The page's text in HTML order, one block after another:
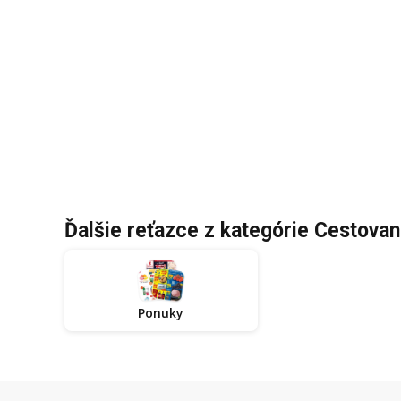
Ďalšie reťazce z kategórie
Ponuky